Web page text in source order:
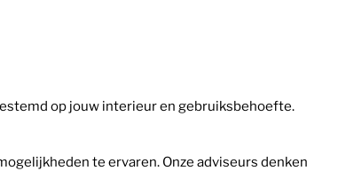
op jouw interieur en gebruiksbehoefte.
te ervaren. Onze adviseurs denken